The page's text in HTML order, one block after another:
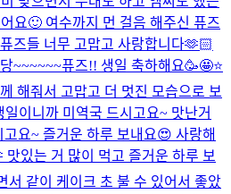
요🙂 여수까지 먼 걸음 해주신 퓨즈
즈들 너무 고맙고 사랑합니다🫶🏻
~~~~~~퓨즈!! 생일 축하해요🥳🤩⭐️
해줘서 고맙고 더 멋진 모습으로 보
이니까 미역국 드시고요~ 맛난거
요~ 즐거운 하루 보내요😍 사랑해
맛있는 거 많이 먹고 즐거운 하루 보
서 같이 케이크 초 불 수 있어서 좋았